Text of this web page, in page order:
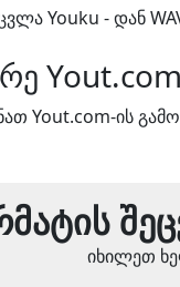
Youku - დან
Yout.com
Yout.com-ის
იხილეთ